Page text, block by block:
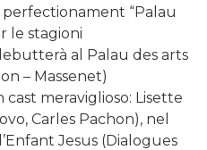
“Palau
le stagioni
al Palau des arts
– Massenet)
meraviglioso: Lisette
Carles Pachon), nel
Jesus (Dialogues